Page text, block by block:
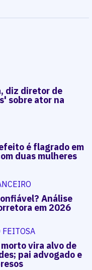
diz diretor de
sobre ator na
é flagrado em
duas mulheres
Análise
em 2026
FEITOSA
vira alvo de
pai advogado e